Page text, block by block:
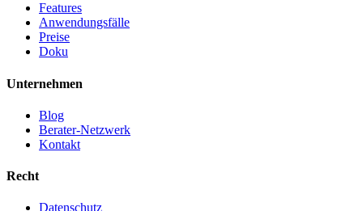
Features
Anwendungsfälle
Preise
Doku
Unternehmen
Blog
Berater-Netzwerk
Kontakt
Recht
Datenschutz